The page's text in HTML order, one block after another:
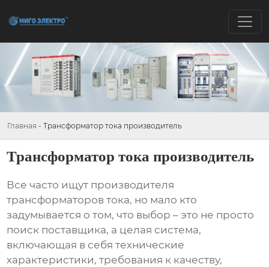
Главная - Трансформатор тока производитель
Трансформатор тока производитель
Все часто ищут производителя
трансформаторов тока, но мало кто
задумывается о том, что выбор – это не просто
поиск поставщика, а целая система,
включающая в себя технические
характеристики, требования к качеству,